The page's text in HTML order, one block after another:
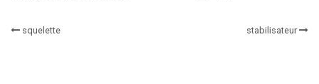
squelette stabilisateur